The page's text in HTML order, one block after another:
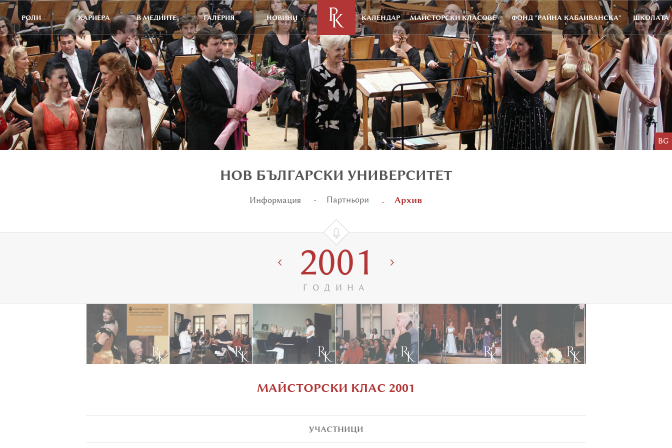
РОЛИ КАРИЕРА В МЕДИИТЕ ГАЛЕРИЯ НОВИНИ КАЛЕНДАР МАЙСТОРСКИ КЛАСОВЕ ФОНД "РАЙНА КАБАИВАНСКА" ШКОЛАТА
BG
НОВ БЪЛГАРСКИ УНИВЕРСИТЕТ
Информация Партньори Архив

 2001 
ГОДИНА
МАЙСТОРСКИ КЛАС 2001
УЧАСТНИЦИ